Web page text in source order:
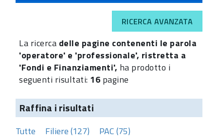
RICERCA AVANZATA
La ricerca delle pagine contenenti le parola
'operatore' e 'professionale', ristretta a
'Fondi e Finanziamenti', ha prodotto i
seguenti risultati: 16 pagine
Raffina i risultati
Tutte Filiere (127)
PAC (75)